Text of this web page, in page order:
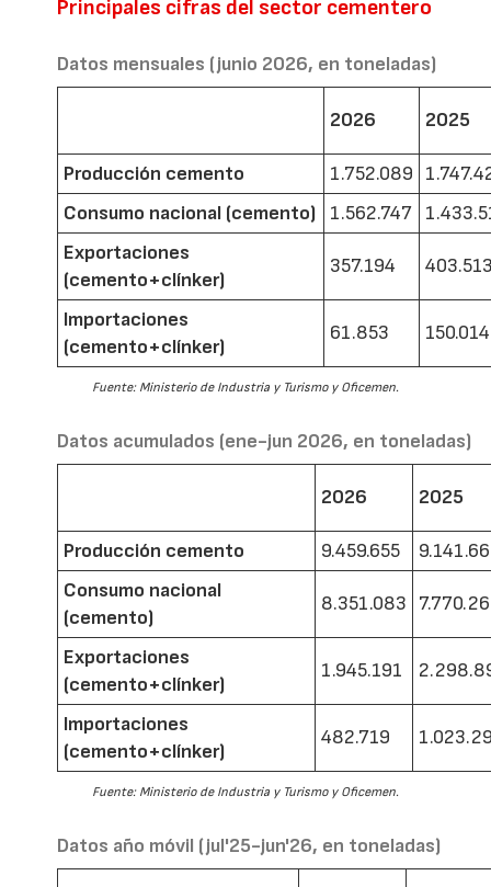
Principales cifras del sector cementero
Datos mensuales (junio 2026, en toneladas)
2026 2025
Producción cemento 1.752.089
Consumo nacional (cemento)
1.562.747
Exportaciones
(cemento+clínker)
357.194
Importaciones
(cemento+clínker)
61.853 150.014
Fuente: Ministerio de Industria y Turismo y Oficemen.
Datos acumulados (ene-jun 2026, en toneladas)
2026 2025
Producción cemento 9.459.655
Consumo nacional
(cemento)
8.351.083
Exportaciones
(cemento+clínker)
1.945.191
Importaciones
(cemento+clínker)
482.719
Fuente: Ministerio de Industria y Turismo y Oficemen.
Datos año móvil (jul'25-jun'26, en toneladas)